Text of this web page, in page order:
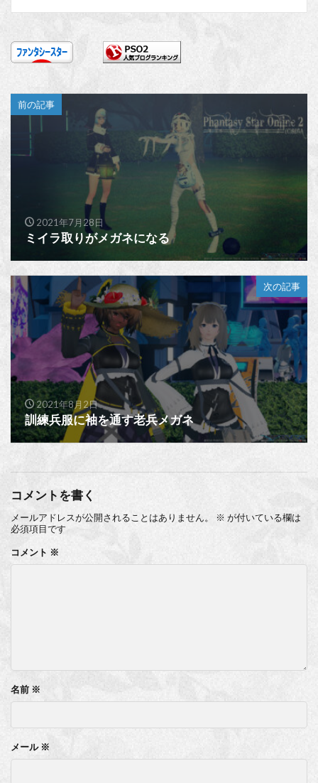
前の記事
2021年7月28日
ミイラ取りがメガネになる
次の記事
2021年8月2日
訓練兵服に袖を通す老兵メガネ
コメントを書く
メールアドレスが公開されることはありません。 ※ が付いている欄は
必須項目です
コメント ※
名前 ※
メール※